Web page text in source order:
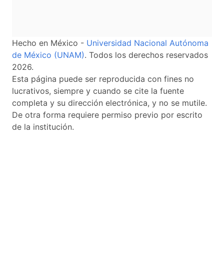
Hecho en México - Universidad Nacional Autónoma
de México (UNAM). Todos los derechos reservados
2026.
Esta página puede ser reproducida con fines no
lucrativos, siempre y cuando se cite la fuente
completa y su dirección electrónica, y no se mutile.
De otra forma requiere permiso previo por escrito
de la institución.